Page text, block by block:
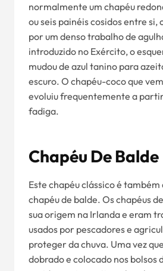
normalmente um chapéu
ou seis painéis cosidos entre si,
por um denso trabalho de
introduzido no Exército, o
mudou de azul tanino para
escuro. O chapéu-coco que
evoluiu frequentemente a
fadiga.
Chapéu De Balde
Este chapéu clássico é
chapéu de balde. Os chapéus
sua origem na Irlanda e eram
usados por pescadores e
proteger da chuva. Uma vez
dobrado e colocado nos bolsos